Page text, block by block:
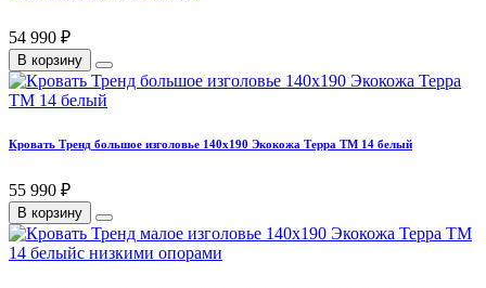
54 990 ₽
В корзину
Кровать Тренд большое изголовье 140х190 Экокожа Терра ТМ 14 белый
55 990 ₽
В корзину